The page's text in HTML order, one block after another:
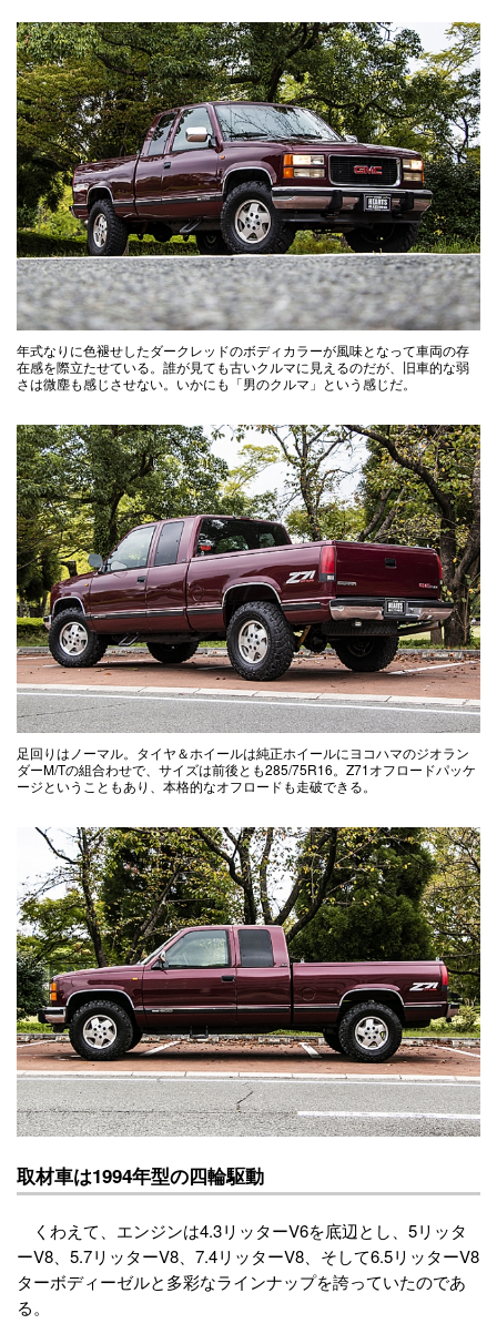
年式なりに色褪せしたダークレッドのボディカラーが風味となって車両の存
在感を際立たせている。誰が見ても古いクルマに見えるのだが、旧車的な弱
さは微塵も感じさせない。いかにも「男のクルマ」という感じだ。
足回りはノーマル。タイヤ＆ホイールは純正ホイールにヨコハマのジオラン
ダーM/Tの組合わせで、サイズは前後とも285/75R16。Z71オフロードパッケ
ージということもあり、本格的なオフロードも走破できる。
取材車は1994年型の四輪駆動
くわえて、エンジンは4.3リッターV6を底辺とし、5リッタ
ーV8、5.7リッターV8、7.4リッターV8、そして6.5リッターV8
ターボディーゼルと多彩なラインナップを誇っていたのであ
る。